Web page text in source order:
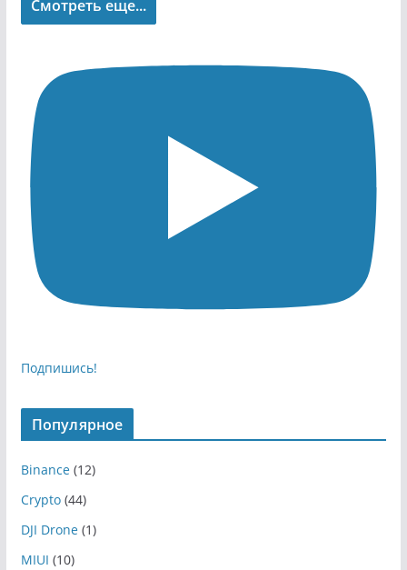
Смотреть еще...
Подпишись!
Популярное
Binance(12)
Crypto(44)
DJI Drone(1)
MIUI (10)